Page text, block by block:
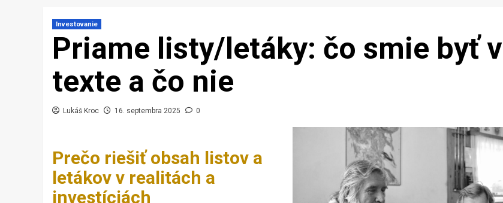
Investovanie
Priame listy/letáky: čo smie byť v
texte a čo nie
Lukáš Kroc 16. septembra 2025 0
Prečo riešiť obsah listov a
letákov v realitách a
investíciách